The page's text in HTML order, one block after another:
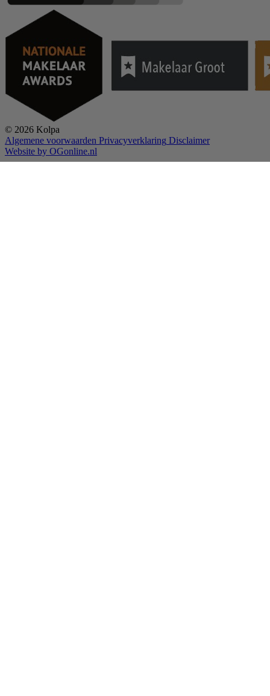
© 2026 Kolpa
Algemene voorwaarden Privacyverklaring Disclaimer
Website by OGonline.nl